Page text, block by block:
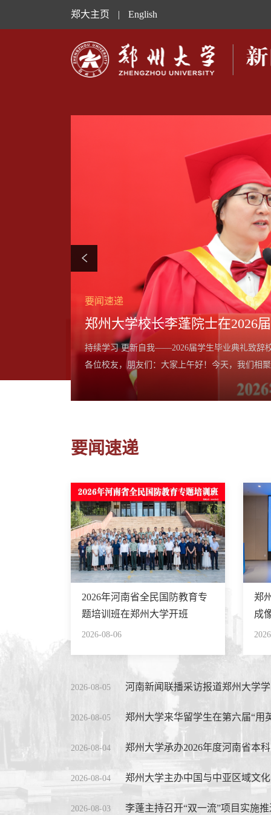
郑大主页 | English
宇豪，重庆校友
要闻速递
郑州大学校长李蓬院士在2026
持续学习 更新自我——2026届学生毕业典礼致辞
各位校友，朋友们：大家上午好！今天，我们相
业的全体同学致以最热烈的祝贺！向悉心教导你
谢！同学们在校的这几年，也是学校发展史上极
要闻速递
2026年河南省全民国防教育专
题培训班在郑州大学开班
2026-08-06
郑
成
成
2026-08-05 河南新闻联播采访报道郑州大学学习
2026-08-05 郑州大学来华留学生在第六届“用英语讲
2026-08-04 郑州大学承办2026年度河南省本科高
2026-08-04 郑州大学主办中国与中亚区域文化交
2026-08-03 李蓬主持召开“双一流”项目实施